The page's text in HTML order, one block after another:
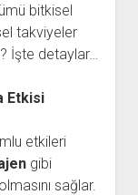
bitkisel
takviyeler
İşte detaylar…
Etkisi
etkileri
gibi
sağlar.